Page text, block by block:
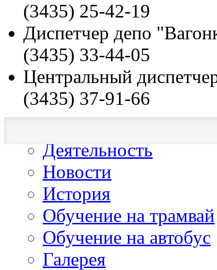
(3435) 25-42-19
Диспетчер депо
(3435) 33-44-05
Центральный
(3435) 37-91-66
Деятельность
Новости
История
Обучение на трамвай
Обучение на автобус
Галерея